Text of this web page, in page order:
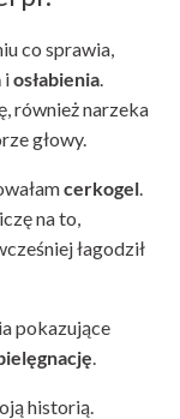
co sprawia,
iosłabienia
również narzeka
głowy.
cerkogel
na to,
łagodził
pokazujące
historią.